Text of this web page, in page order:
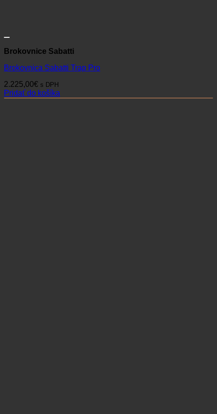
Brokovnice Sabatti
Brokovnica Sabatti Trap Pro
2.225,00€ s DPH
Pridať do košíka